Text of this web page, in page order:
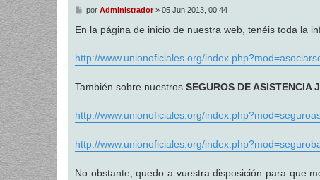
M
n
j
e
por Administrador» 05 Jun 2013, 00:44
En la página de inicio de nuestra web, tenéis toda la
http://www.unionoficiales.org/
También sobre nuestros SEGUROS DE ASISTENCIA
http://www.unionoficiales.org/
http://www.unionoficiales.org/
No obstante, quedo a vuestra disposición para que